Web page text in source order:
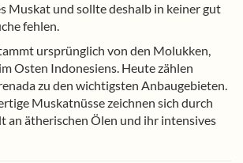
Muskat und sollte deshalb in keiner gut
fehlen.
ursprünglich von den Molukken,
Osten Indonesiens. Heute zählen
zu den wichtigsten Anbaugebieten.
Muskatnüsse zeichnen sich durch
an ätherischen Ölen und ihr intensives